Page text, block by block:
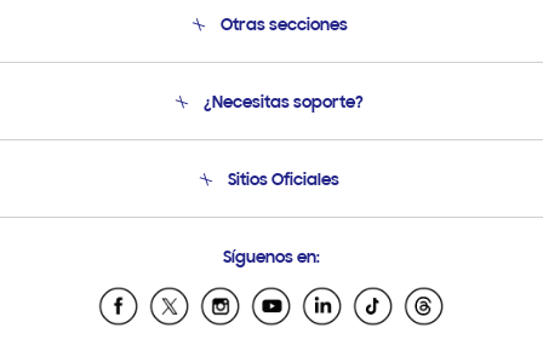
Otras secciones
Soporte
Seguimiento de tu pedido
¿Necesitas soporte?
Soporte vía eMail
Sitios Oficiales
Samsung Ecuador
Samsung El Salvador
Síguenos en: